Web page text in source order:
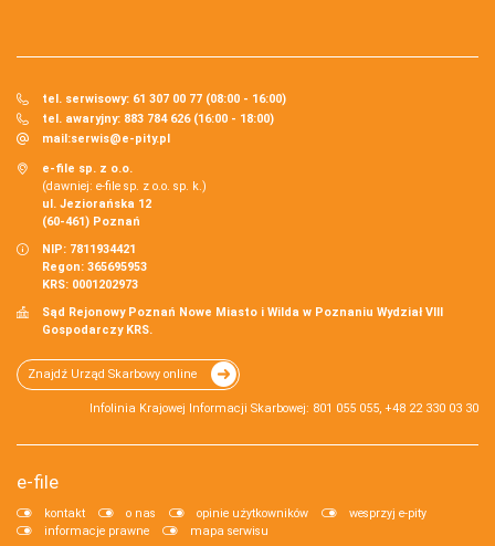
tel. serwisowy: 61 307 00 77 (08:00 - 16:00)
tel. awaryjny: 883 784 626 (16:00 - 18:00)
mail:serwis@e-pity.pl
e-file sp. z o.o.
(dawniej: e-file sp. z o.o. sp. k.)
ul. Jeziorańska 12
(60-461) Poznań
NIP: 7811934421
Regon: 365695953
KRS: 0001202973
Sąd Rejonowy Poznań Nowe Miasto i Wilda w Poznaniu Wydział VIII
Gospodarczy KRS.
Znajdź Urząd Skarbowy online
Infolinia Krajowej Informacji Skarbowej: 801 055 055, +48 22 330 03 30
e-file
kontakt o nas opinie użytkowników
wesprzyj e-pity
informacje prawne
mapa serwisu